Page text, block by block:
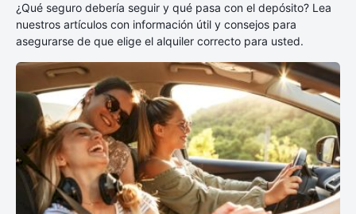
¿Qué seguro debería seguir y qué pasa con el depósito? Lea
nuestros artículos con información útil y consejos para
asegurarse de que elige el alquiler correcto para usted.